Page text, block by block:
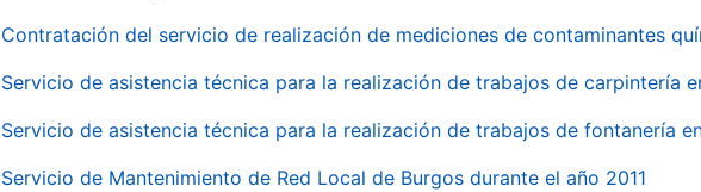
Contratación del servicio de realización de mediciones de contaminantes
Servicio de asistencia técnica para la realización de trabajos de carpintería
Servicio de asistencia técnica para la realización de trabajos de fontanería
Servicio de Mantenimiento de Red Local de Burgos durante el año 2011